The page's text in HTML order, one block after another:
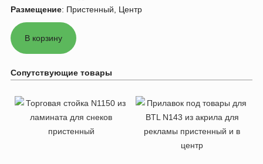
Размещение: Пристенный, Центр
Сопутствующие товары